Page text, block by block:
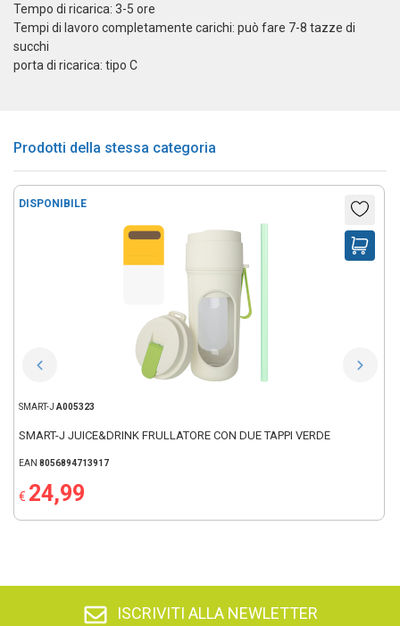
Tempo di ricarica: 3-5 ore
Tempi di lavoro completamente carichi: può fare 7-8 tazze di
succhi
porta di ricarica: tipo C
Prodotti della stessa categoria
DISPONIBILE
SMART-J A005323
SMART-J JUICE&DRINK FRULLATORE CON DUE TAPPI VERDE
EAN 8056894713917
€ 24,99
ISCRIVITI ALLA NEWLETTER